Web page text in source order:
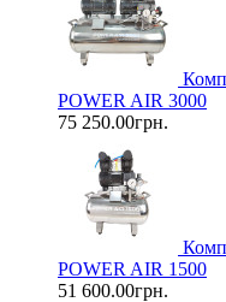
POWER AIR 3000
75 250.00грн.
POWER AIR 1500
51 600.00грн.